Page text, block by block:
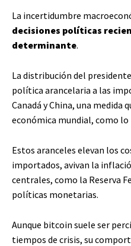
La incertidumbre
decisiones políticas
determinante.
La distribución del
política arancelaria a las
Canadá y China, una medida
económica mundial, como
Estos aranceles elevan los
importados, avivan la
centrales, como la Reserva
políticas monetarias.
Aunque bitcoin suele ser
tiempos de crisis, su